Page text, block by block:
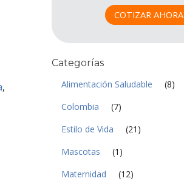
,
i
d
a
d
COTIZAR AHORA
Categorías
Alimentación Saludable
(8)
Colombia
(7)
Estilo de Vida
(21)
Mascotas
(1)
Maternidad
(12)